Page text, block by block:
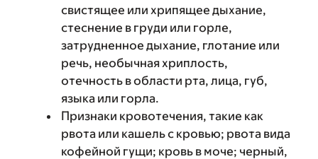
свистящее или хрипящее дыхание,
стеснение в груди или горле,
затрудненное дыхание, глотание или
речь, необычная хриплость,
отечность в области рта, лица, губ,
языка или горла.
Признаки кровотечения, такие как
рвота или кашель с кровью; рвота вида
кофейной гущи; кровь в моче; черный,